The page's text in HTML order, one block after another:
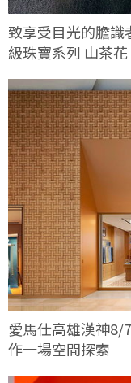
致享受目光的膽識
級珠寶系列 山茶
愛馬仕高雄漢神8/
作一場空間探索